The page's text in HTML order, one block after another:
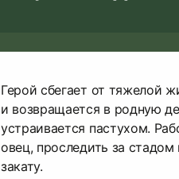
Герой сбегает от тяжелой
и возвращается в родную
устраивается пастухом.
овец, проследить за
закату.